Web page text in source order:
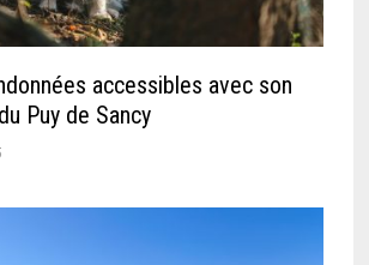
accessibles avec son
Puy de Sancy